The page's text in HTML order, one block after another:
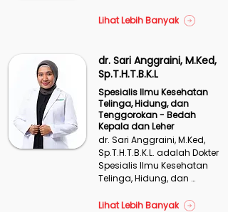
kondisi kesehatan terkait
Lihat Lebih Banyak
dr. Sari Anggraini, M.Ked,
Sp.T.H.T.B.K.L
Spesialis Ilmu Kesehatan
Telinga, Hidung, dan
Tenggorokan - Bedah
Kepala dan Leher
dr. Sari Anggraini, M.Ked,
Sp.T.H.T.B.K.L. adalah Dokter
Spesialis Ilmu Kesehatan
Telinga, Hidung, dan
Kepala dan Leher di Siloam
Lihat Lebih Banyak